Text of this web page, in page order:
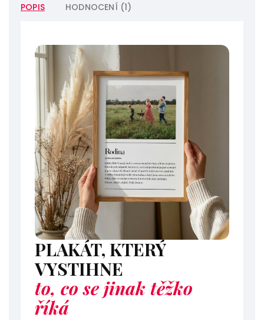
POPIS HODNOCENÍ (1)
PLAKÁT, KTERÝ
VYSTIHNE
to, co se jinak těžko
říká